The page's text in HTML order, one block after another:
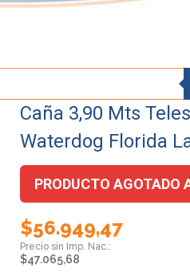
Caña 3,90 Mts
Waterdog Florida
PRODUCTO AGOTADO
$56.949,47
$47.065,68